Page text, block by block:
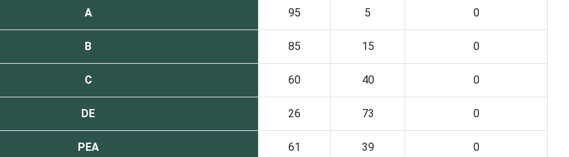
A 95 5 0
B 85 15 0
C 60 40 0
DE 26 73 0
PEA 61 39 0